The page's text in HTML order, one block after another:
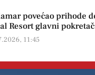
povećao prihode
Resort glavni
11:45